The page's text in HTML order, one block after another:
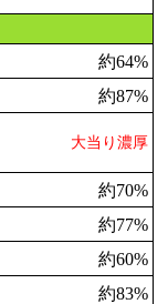
約64%
約87%
大当り濃厚
約70%
約77%
約60%
約83%